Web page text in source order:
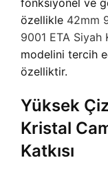
fonksiyonel ve
özellikle 42mm
9001 ETA
modelini tercih
özelliktir.
Yüksek
Kristal
Katkısı